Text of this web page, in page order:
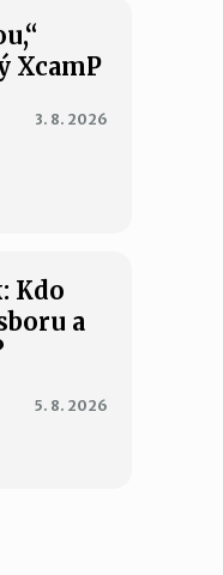
XcamP
3. 8. 2026
Kdo
a
5. 8. 2026